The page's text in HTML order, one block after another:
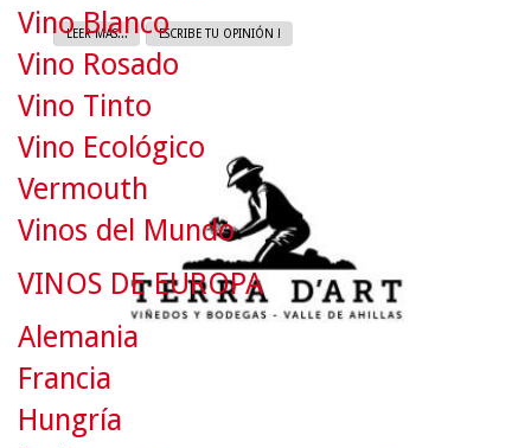
LEER MAS... ESCRIBE TU OPINIÓN !
Vino Blanco
Vino Rosado
Vino Tinto
Vino Ecológico
Vermouth
Vinos del Mundo
VINOS DE EUROPA
Alemania
Francia
Hungría